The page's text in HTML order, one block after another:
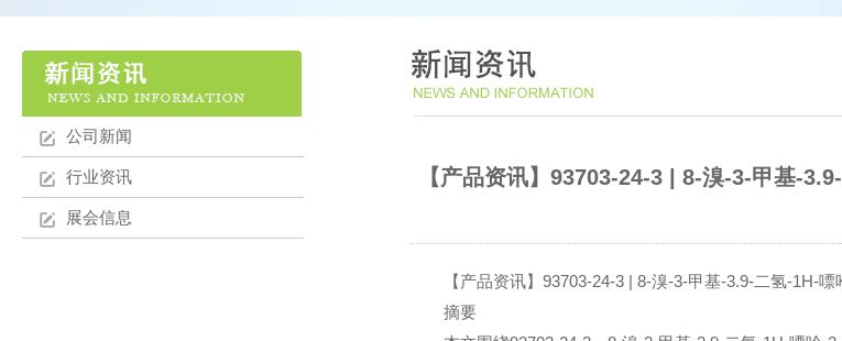
公司新闻
行业资讯
展会信息
【产品资讯】93703-24-3 | 8-溴-3-甲基-
【产品资讯】93703-24-3 | 8-溴-3-甲基-3.9-二氢-1H-嘌
摘要